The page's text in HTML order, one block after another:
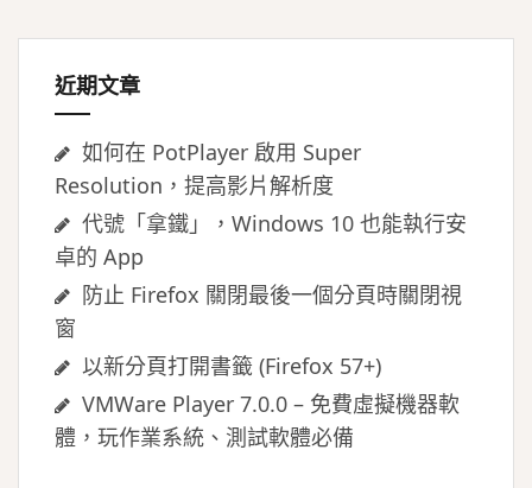
近期文章
如何在 PotPlayer 啟用 Super
Resolution，提高影片解析度
代號「拿鐵」，Windows 10 也能執行安
卓的 App
防止 Firefox 關閉最後一個分頁時關閉視
窗
以新分頁打開書籤 (Firefox 57+)
VMWare Player 7.0.0 – 免費虛擬機器軟
體，玩作業系統、測試軟體必備